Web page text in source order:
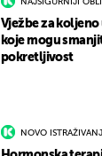
NAJSIGURNIJI
Vježbe za
koje mogu
pokretljivost
NOVO